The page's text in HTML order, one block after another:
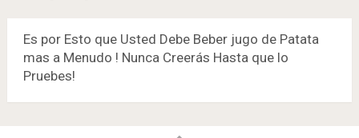
Es por Esto que Usted Debe Beber jugo de Patata
mas a Menudo ! Nunca Creerás Hasta que lo
Pruebes!